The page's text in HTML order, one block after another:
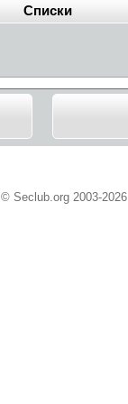
Списки
© Seclub.org 2003-2026